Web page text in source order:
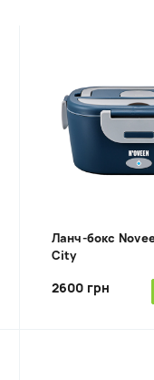
Ланч-бокс
City
2600 грн